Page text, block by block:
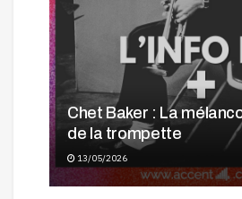
Chet Baker : La
de la trompette
13/05/2026